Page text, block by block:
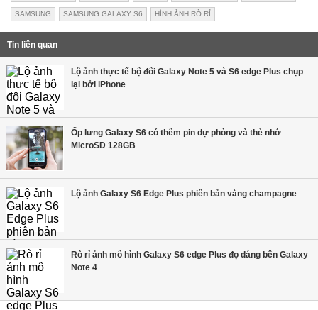
SAMSUNG SAMSUNG GALAXY S6 HÌNH ẢNH RÒ RỈ
Tin liên quan
Lộ ảnh thực tế bộ đôi Galaxy Note 5 và S6 edge Plus chụp
lại bởi iPhone
Ốp lưng Galaxy S6 có thêm pin dự phòng và thẻ nhớ
MicroSD 128GB
Lộ ảnh Galaxy S6 Edge Plus phiên bản vàng champagne
Rò rỉ ảnh mô hình Galaxy S6 edge Plus đọ dáng bên Galaxy
Note 4